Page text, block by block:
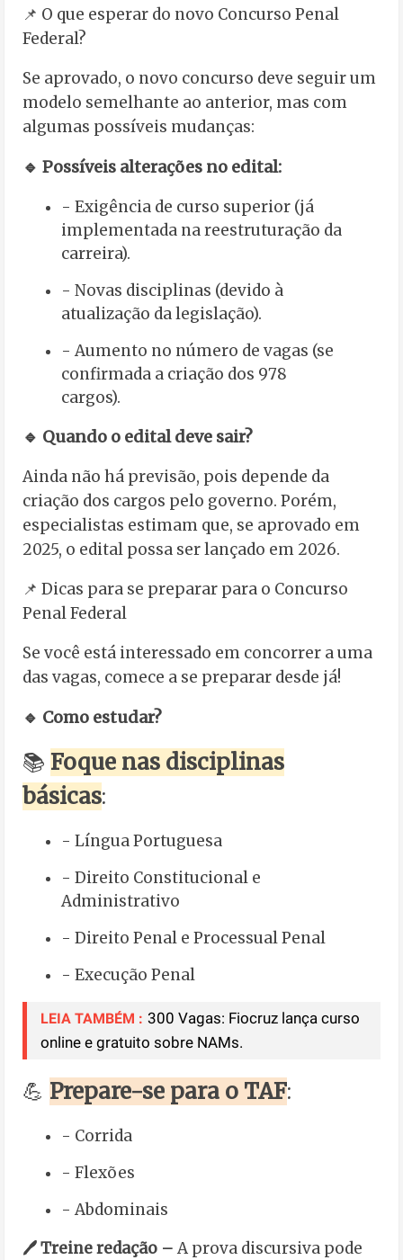
📌 O que esperar do novo Concurso Penal
Federal?
Se aprovado, o novo concurso deve seguir um
modelo semelhante ao anterior, mas com
algumas possíveis mudanças:
🔹 Possíveis alterações no edital:
- Exigência de curso superior (já
implementada na reestruturação da
carreira).
- Novas disciplinas (devido à
atualização da legislação).
- Aumento no número de vagas (se
confirmada a criação dos 978
cargos).
🔹 Quando o edital deve sair?
Ainda não há previsão, pois depende da
criação dos cargos pelo governo. Porém,
especialistas estimam que, se aprovado em
2025, o edital possa ser lançado em 2026.
📌 Dicas para se preparar para o Concurso
Penal Federal
Se você está interessado em concorrer a uma
das vagas, comece a se preparar desde já!
🔹 Como estudar?
📚Foque nas disciplinas
básicas:
- Língua Portuguesa
- Direito Constitucional e
Administrativo
- Direito Penal e Processual Penal
- Execução Penal
LEIA TAMBÉM : 300 Vagas: Fiocruz lança curso
online e gratuito sobre NAMs.
💪 Prepare-se para o TAF:
- Corrida
- Flexões
- Abdominais
🖊️ Treine redação – A prova discursiva pode